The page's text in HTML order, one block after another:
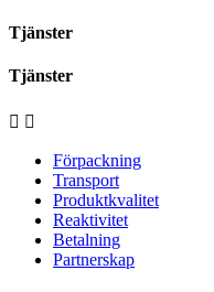
Tjänster
Tjänster
 
Förpackning
Transport
Produktkvalitet
Reaktivitet
Betalning
Partnerskap